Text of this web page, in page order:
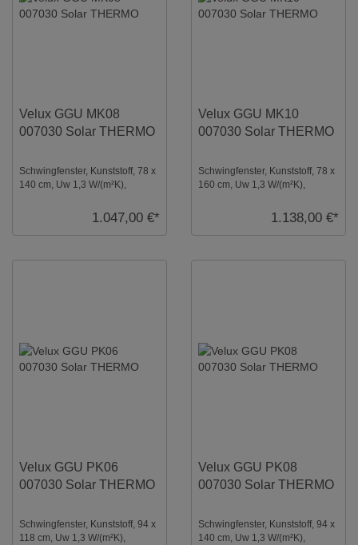
Velux GGU MK08
007030 Solar THERMO
Schwingfenster, Kunststoff, 78 x
140 cm, Uw 1,3 W/(m²K),
Dachfenster, Solar ...1.047,00 €*
Velux GGU MK10
007030 Solar THERMO
Schwingfenster, Kunststoff, 78 x
160 cm, Uw 1,3 W/(m²K),
Dachfenster, Solar ...1.138,00 €*
Velux GGU PK06
007030 Solar THERMO
Schwingfenster, Kunststoff, 94 x
118 cm, Uw 1,3 W/(m²K),
Velux GGU PK08
007030 Solar THERMO
Schwingfenster, Kunststoff, 94 x
140 cm, Uw 1,3 W/(m²K),